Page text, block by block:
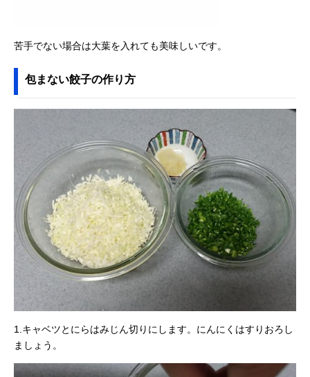
苦手でない場合は大葉を入れても美味しいです。
包まない餃子の作り方
1.キャベツとにらはみじん切りにします。にんにくはすりおろし
ましょう。